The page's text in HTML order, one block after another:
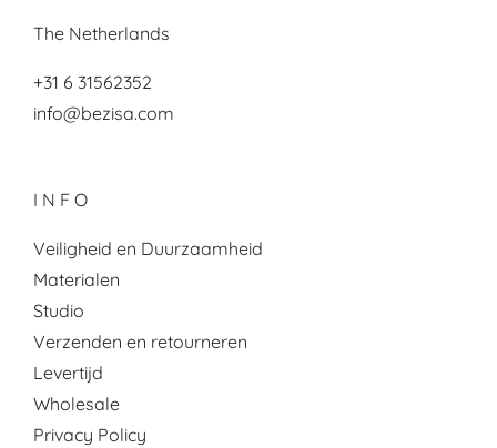
The Netherlands
+31 6 31562352
info@bezisa.com
I N F O
Veiligheid en Duurzaamheid
Materialen
Studio
Verzenden en retourneren
Levertijd
Wholesale
Privacy Policy